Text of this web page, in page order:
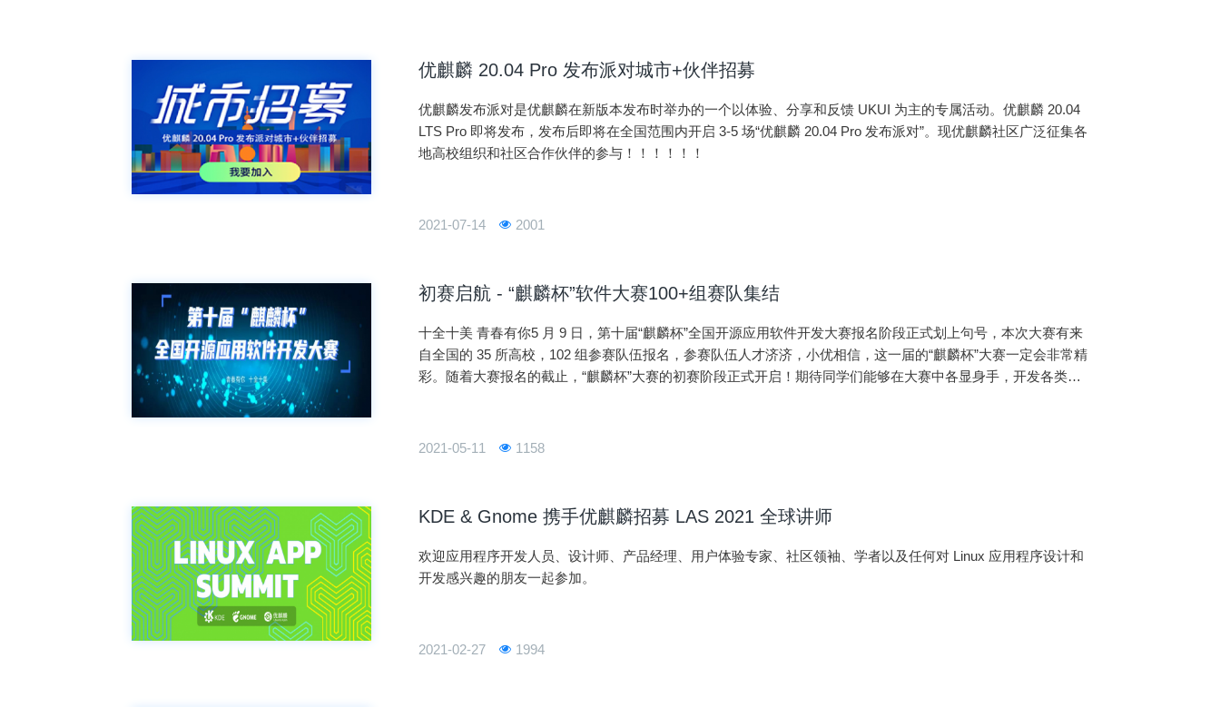
优麒麟 20.04 Pro 发布派对城市+伙伴招募
优麒麟发布派对是优麒麟在新版本发布时举办的一个以体验、分享和反馈 UKUI 为主的专属活动。优麒麟 20.04
LTS Pro 即将发布，发布后即将在全国范围内开启 3-5 场“优麒麟 20.04 Pro 发布派对”。现优麒麟社区广泛征集各
地高校组织和社区合作伙伴的参与！！！！！！
2021-07-14 2001
初赛启航 - “麒麟杯”软件大赛100+组赛队集结
十全十美 青春有你5 月 9 日，第十届“麒麟杯”全国开源应用软件开发大赛报名阶段正式划上句号，本次大赛有来
自全国的 35 所高校，102 组参赛队伍报名，参赛队伍人才济济，小优相信，这一届的“麒麟杯”大赛一定会非常精
彩。随着大赛报名的截止，“麒麟杯”大赛的初赛阶段正式开启！期待同学们能够在大赛中各显身手，开发各类实
2021-05-11 1158
KDE & Gnome 携手优麒麟招募 LAS 2021 全球讲师
欢迎应用程序开发人员、设计师、产品经理、用户体验专家、社区领袖、学者以及任何对 Linux 应用程序设计和
开发感兴趣的朋友一起参加。
2021-02-27 1994